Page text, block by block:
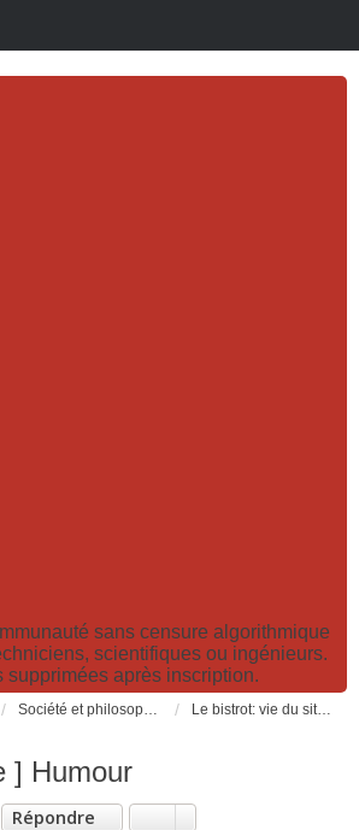
sans censure algorithmique
scientifiques ou ingénieurs.
supprimées après inscription.
Société et philosophie. Sciences et technologies. Santé et prévention. Le bistrot: vie du site, loisirs et détente, humour et convivialité et Petites Annonces
] Humour
Répondre